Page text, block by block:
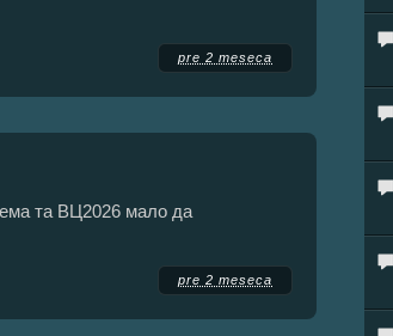
pre 2 meseca
та ВЦ2026 мало да
pre 2 meseca